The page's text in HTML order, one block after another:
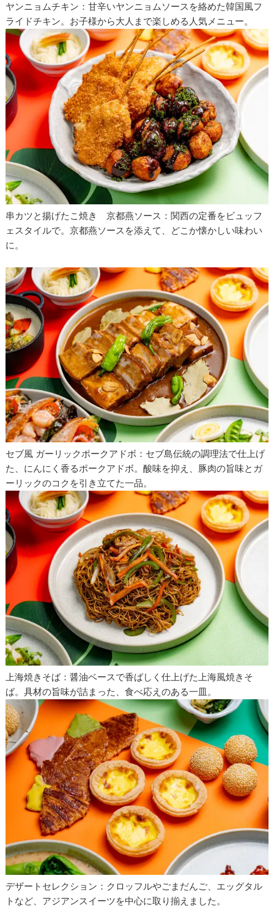
ヤンニョムチキン：甘辛いヤンニョムソースを絡めた韓国風フ
ライドチキン。お子様から大人まで楽しめる人気メニュー。
串カツと揚げたこ焼き 京都燕ソース：関西の定番をビュッフ
ェスタイルで。京都燕ソースを添えて、どこか懐かしい味わい
に。
セブ風 ガーリックポークアドボ：セブ島伝統の調理法で仕上げ
た、にんにく香るポークアドボ。酸味を抑え、豚肉の旨味とガ
ーリックのコクを引き立てた一品。
上海焼きそば：醤油ベースで香ばしく仕上げた上海風焼きそ
ば。具材の旨味が詰まった、食べ応えのある一皿。
デザートセレクション：クロッフルやごまだんご、エッグタル
トなど、アジアンスイーツを中心に取り揃えました。